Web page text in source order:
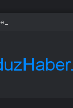
almak için